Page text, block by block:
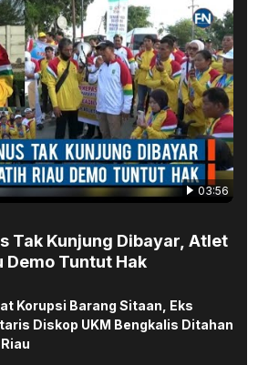
03:56
Tak Kunjung Dibayar, Atlet
Demo Tuntut Hak
Korupsi Barang Sitaan, Eks
Diskop UKM Bengkalis Ditahan